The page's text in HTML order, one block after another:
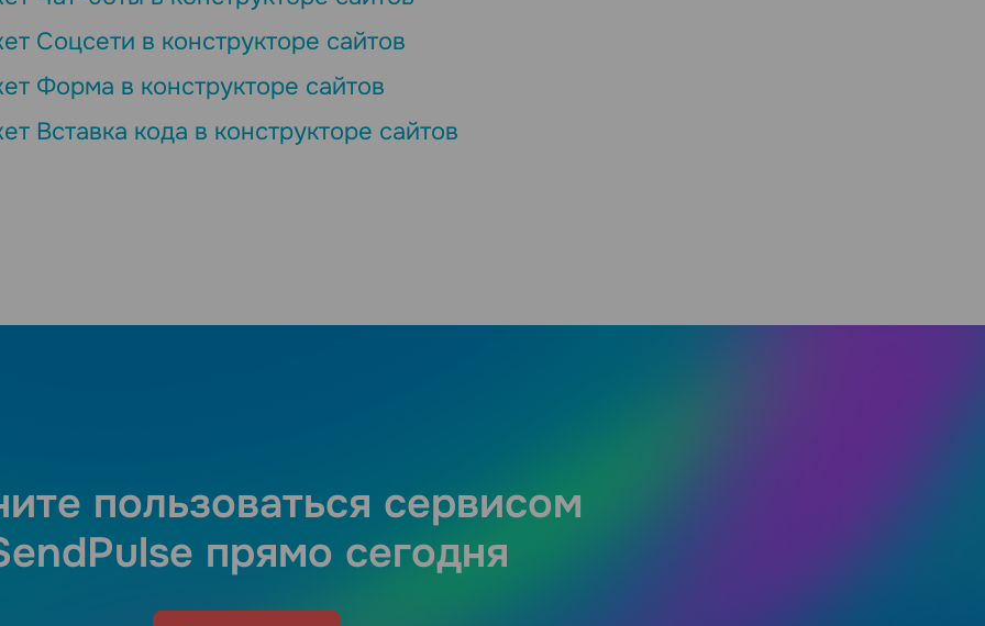
Соцсети в конструкторе сайтов
Форма в конструкторе сайтов
Вставка кода в конструкторе сайтов
пользоваться сервисом
прямо сегодня